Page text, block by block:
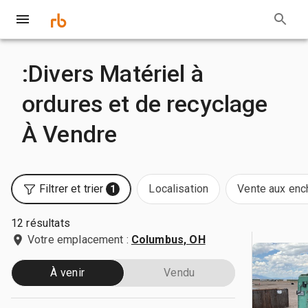
:Divers Matériel à
ordures et de recyclage
À Vendre
Filtrer et trier 1 Localisation Vente aux
12 résultats
Votre emplacement : Columbus, OH
À venir Vendu